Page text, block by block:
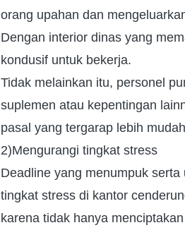
orang upahan dan
Dengan interior dinas yang
kondusif untuk bekerja.
Tidak melainkan itu, personel
suplemen atau kepentingan
pasal yang tergarap lebih
2)Mengurangi tingkat stress
Deadline yang menumpuk
tingkat stress di kantor
karena tidak hanya